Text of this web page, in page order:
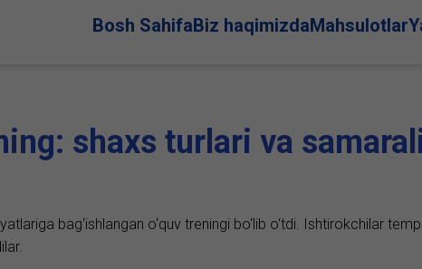
Bosh SahifaBiz haqimizdaMahsulotlar
shaxs turlari va
bag‘ishlangan o‘quv treningi bo‘lib o‘tdi. Ishtirokchilar